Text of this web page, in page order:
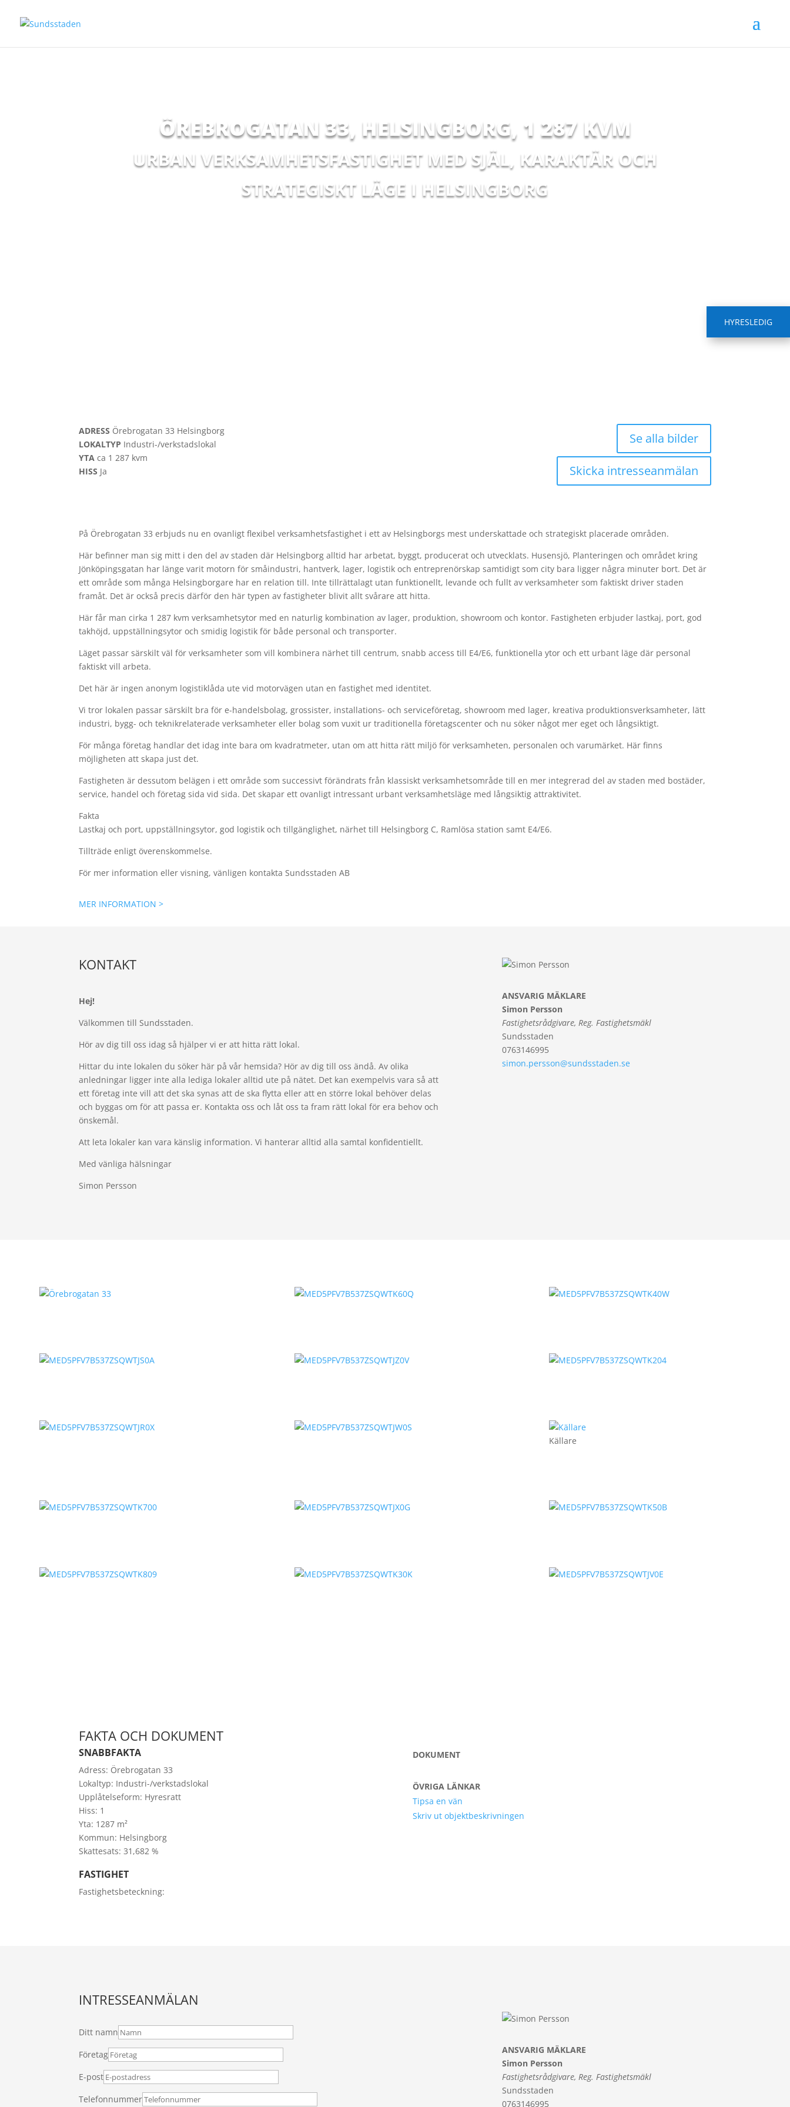
ÖREBROGATAN 33, HELSINGBORG, 1 287 KVM
URBAN VERKSAMHETSFASTIGHET MED SJÄL, KARAKTÄR OCH
STRATEGISKT LÄGE I HELSINGBORG
HYRESLEDIG
ADRESS Örebrogatan 33 Helsingborg
LOKALTYP Industri-/verkstadslokal
YTAca 1 287 kvm
HISS Ja Skicka intresseanmälan
Se alla bilder
På Örebrogatan 33 erbjuds nu en ovanligt flexibel verksamhetsfastighet i ett av Helsingborgs mest underskattade och strategiskt placerade områden.
Här befinner man sig mitt i den del av staden där Helsingborg alltid har arbetat, byggt, producerat och utvecklats. Husensjö, Planteringen och området kring
Jönköpingsgatan har länge varit motorn för småindustri, hantverk, lager, logistik och entreprenörskap samtidigt som city bara ligger några minuter bort. Det är
ett område som många Helsingborgare har en relation till. Inte tillrättalagt utan funktionellt, levande och fullt av verksamheter som faktiskt driver staden
framåt. Det är också precis därför den här typen av fastigheter blivit allt svårare att hitta.
Här får man cirka 1 287 kvm verksamhetsytor med en naturlig kombination av lager, produktion, showroom och kontor. Fastigheten erbjuder lastkaj, port, god
takhöjd, uppställningsytor och smidig logistik för både personal och transporter.
Läget passar särskilt väl för verksamheter som vill kombinera närhet till centrum, snabb access till E4/E6, funktionella ytor och ett urbant läge där personal
faktiskt vill arbeta.
Det här är ingen anonym logistiklåda ute vid motorvägen utan en fastighet med identitet.
Vi tror lokalen passar särskilt bra för e-handelsbolag, grossister, installations- och serviceföretag, showroom med lager, kreativa produktionsverksamheter, lätt
industri, bygg- och teknikrelaterade verksamheter eller bolag som vuxit ur traditionella företagscenter och nu söker något mer eget och långsiktigt.
För många företag handlar det idag inte bara om kvadratmeter, utan om att hitta rätt miljö för verksamheten, personalen och varumärket. Här finns
möjligheten att skapa just det.
Fastigheten är dessutom belägen i ett område som successivt förändrats från klassiskt verksamhetsområde till en mer integrerad del av staden med bostäder,
service, handel och företag sida vid sida. Det skapar ett ovanligt intressant urbant verksamhetsläge med långsiktig attraktivitet.
Fakta
Lastkaj och port, uppställningsytor, god logistik och tillgänglighet, närhet till Helsingborg C, Ramlösa station samt E4/E6.
Tillträde enligt överenskommelse.
För mer information eller visning, vänligen kontakta Sundsstaden AB
MER INFORMATION >
KONTAKT
Hej!
Välkommen till Sundsstaden.
Hör av dig till oss idag så hjälper vi er att hitta rätt lokal.
Hittar du inte lokalen du söker här på vår hemsida? Hör av dig till oss ändå. Av olika
anledningar ligger inte alla lediga lokaler alltid ute på nätet. Det kan exempelvis vara så att
ett företag inte vill att det ska synas att de ska flytta eller att en större lokal behöver delas
och byggas om för att passa er. Kontakta oss och låt oss ta fram rätt lokal för era behov och
önskemål.
Att leta lokaler kan vara känslig information. Vi hanterar alltid alla samtal konfidentiellt.
Med vänliga hälsningar
Simon Persson
ANSVARIG MÄKLARE
Simon Persson
Fastighetsrådgivare, Reg. Fastighetsmäkl
Sundsstaden
0763146995
simon.persson@sundsstaden.se
Källare
FAKTA OCH DOKUMENT
SNABBFAKTA
Adress: Örebrogatan 33
Lokaltyp: Industri-/verkstadslokal
Upplåtelseform: Hyresratt
Hiss: 1
Yta: 1287 m²
Kommun: Helsingborg
Skattesats: 31,682 %
FASTIGHET
Fastighetsbeteckning:
DOKUMENT
ÖVRIGA LÄNKAR
Tipsa en vän
Skriv ut objektbeskrivningen
INTRESSEANMÄLAN
Ditt namn
Företag
E-post
Telefonnummer
ANSVARIG MÄKLARE
Simon Persson
Fastighetsrådgivare, Reg. Fastighetsmäkl
Sundsstaden
0763146995